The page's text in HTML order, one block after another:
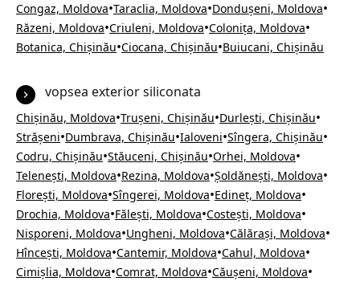
Congaz, Moldova•Taraclia, Moldova•Dondușeni, Moldova•
Răzeni, Moldova•Criuleni, Moldova•Colonița, Moldova•
Botanica, Chișinău•Ciocana, Chișinău•Buiucani, Chișinău
vopsea exterior siliconata
Chișinău, Moldova•Trușeni, Chișinău•Durlești, Chișinău•
Strășeni•Dumbrava, Chișinău•Ialoveni•Sîngera, Chișinău•
Codru, Chișinău•Stăuceni, Chișinău•Orhei, Moldova•
Telenești, Moldova•Rezina, Moldova•Șoldănești, Moldova•
Florești, Moldova•Sîngerei, Moldova•Edineț, Moldova•
Drochia, Moldova•Fălești, Moldova•Costești, Moldova•
Nisporeni, Moldova•Ungheni, Moldova•Călărași, Moldova•
Hîncești, Moldova•Cantemir, Moldova•Cahul, Moldova•
Cimișlia, Moldova•Comrat, Moldova•Căușeni, Moldova•